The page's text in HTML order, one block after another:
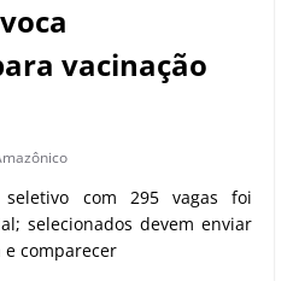
vacinação
seletivo com 295 vagas foi
selecionados devem enviar
comparecer